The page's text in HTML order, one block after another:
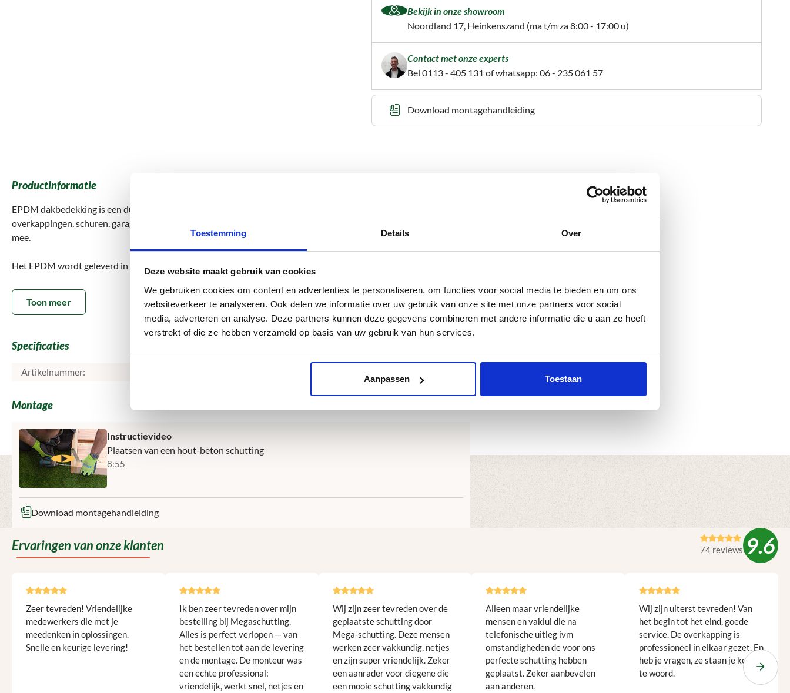
Toestemming Details Over
Deze website maakt gebruik van cookies
We gebruiken cookies om content en advertenties te personaliseren, om functies voor social media te bieden en om ons
websiteverkeer te analyseren. Ook delen we informatie over uw gebruik van onze site met onze partners voor social
media, adverteren en analyse. Deze partners kunnen deze gegevens combineren met andere informatie die u aan ze heeft
verstrekt of die ze hebben verzameld op basis van uw gebruik van hun services.
Aanpassen Toestaan
Bekijk in onze showroom
Noordland 17, Heinkenszand (ma t/m za 8:00 - 17:00 u)
Contact met onze experts
Bel 0113 - 405 131 of whatsapp: 06 - 235 061 57
Download montagehandleiding
Productinformatie
EPDM dakbedekking is een duurzame en waterdichte oplossing voor platte en licht hellende daken, zoals
overkappingen, schuren, garages en carports. Het materiaal is UV-bestendig, onderhoudsvrij en gaat jarenlang
mee.
Het EPDM wordt geleverd in grote naadloze banen, waardoor de kans op lekkage klein is. Montage is eenvoudig
met speciale EPDM lijm, die u samen met andere benodigdheden in onze webshop kunt bestellen.
Wij hebben verschillende breedtes op voorraad. U bestelt eenvoudig het aantal vierkante meters dat u nodig
heeft. Afhalen bij ons magazijn of thuisbezorgen is beide mogelijk.
Heeft u vragen over EPDM dakbedekking of de juiste maat voor uw project? Neem gerust contact met ons op, wij
Toon meer
Specificaties
Artikelnummer:
Montage
Instructievideo
Plaatsen van een hout-beton schutting
8:55
Download montagehandleiding
Ervaringen van onze klanten 74 reviews 9.6
Zeer tevreden! Vriendelijke
medewerkers die met je
meedenken in oplossingen.
Snelle en keurige levering!
Ik ben zeer tevreden over mijn
bestelling bij Megaschutting.
Alles is perfect verlopen — van
het bestellen tot aan de levering
en de montage. De monteur was
een echte professional:
vriendelijk, werkt snel, netjes en
Wij zijn zeer tevreden over de
geplaatste schutting door
Mega-schutting. Deze mensen
werken zeer vakkundig, netjes
en zijn super vriendelijk. Zeker
een aanrader voor diegene die
een mooie schutting vakkundig
Alleen maar vriendelijke
mensen en vaklui die na
telefonische uitleg ivm
omstandigheden de voor ons
perfecte schutting hebben
geplaatst. Zeker aanbevelen
aan anderen.
Wij zijn uiterst tevreden! Van
het begin tot het eind, goede
service. De overkapping is
professioneel in elkaar gezet. En
heb je vragen, ze staan je keurig
te woord.